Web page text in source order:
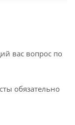
вас вопрос по
обязательно